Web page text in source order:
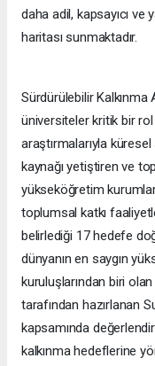
daha adil, kapsayıcı
haritası sunmaktadır.
Sürdürülebilir Kalkınma
üniversiteler kritik bir
araştırmalarıyla
kaynağı yetiştiren ve
yükseköğretim
toplumsal katkı
belirlediği 17 hedefe
dünyanın en saygın
kuruluşlarından biri
tarafından hazırlanan
kapsamında
kalkınma hedeflerine